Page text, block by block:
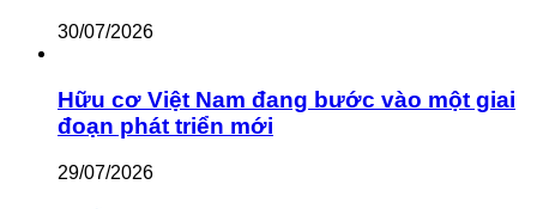
30/07/2026
Hữu cơ Việt Nam đang bước vào một giai
đoạn phát triển mới
29/07/2026